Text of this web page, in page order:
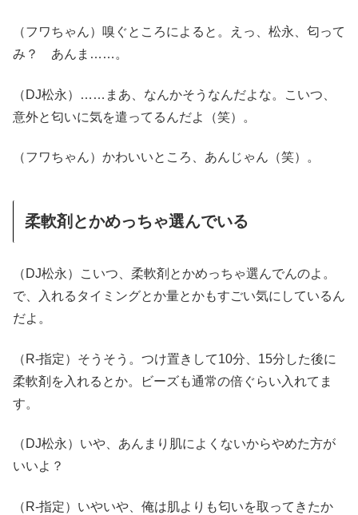
（フワちゃん）嗅ぐところによると。えっ、松永、匂って
み？ あんま……。
（DJ松永）……まあ、なんかそうなんだよな。こいつ、
意外と匂いに気を遣ってるんだよ（笑）。
（フワちゃん）かわいいところ、あんじゃん（笑）。
柔軟剤とかめっちゃ選んでいる
（DJ松永）こいつ、柔軟剤とかめっちゃ選んでんのよ。
で、入れるタイミングとか量とかもすごい気にしているん
だよ。
（R-指定）そうそう。つけ置きして10分、15分した後に
柔軟剤を入れるとか。ビーズも通常の倍ぐらい入れてま
す。
（DJ松永）いや、あんまり肌によくないからやめた方が
いいよ？
（R-指定）いやいや、俺は肌よりも匂いを取ってきたか